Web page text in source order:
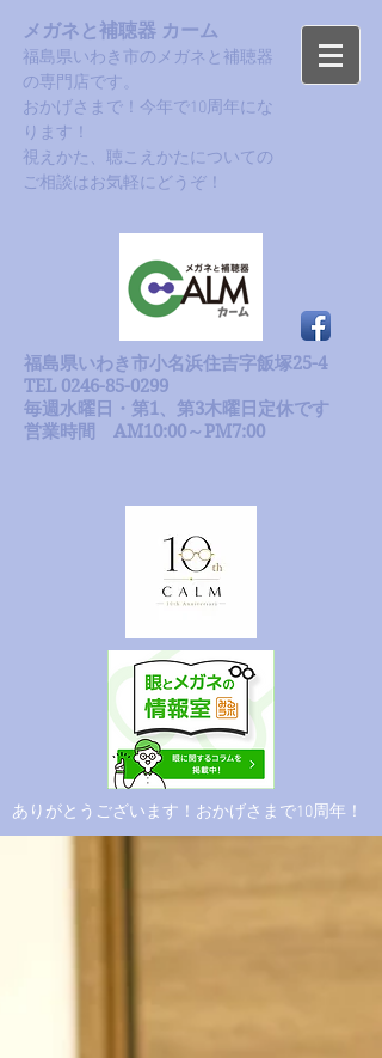
メガネと補聴器 カーム
福島県いわき市のメガネと補聴器
の専門店です。
おかげさまで！今年で10周年にな
ります！​
​視えかた、聴こえかたについての
ご相談はお気軽にどうぞ！
福島県いわき市小名浜住吉字飯塚25-4
TEL 0246-85-0299
毎週水曜日・第1、第3木曜日定休です
​営業時間 AM10:00～PM7:00
​ありがとうございます！おかげさまで10周年！